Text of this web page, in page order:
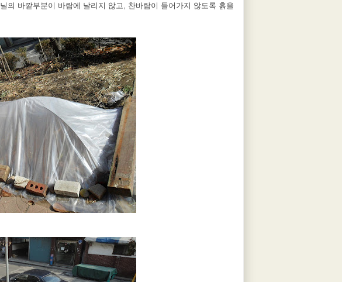
의 바깥부분이 바람에 날리지 않고, 찬바람이 들어가지 않도록 흙을